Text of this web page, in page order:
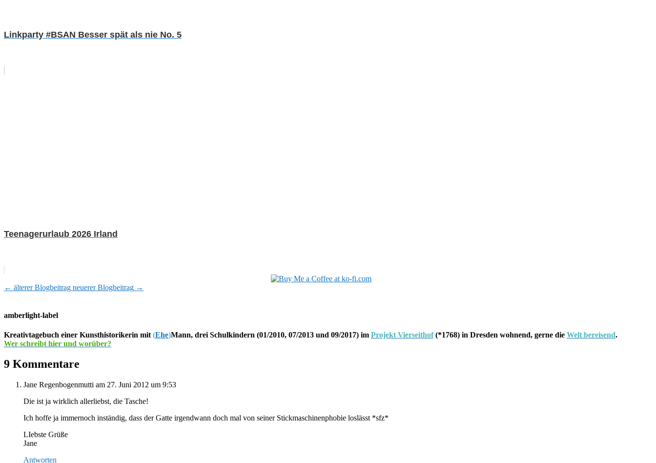
Linkparty #BSAN Besser spät als nie No. 5
Teenagerurlaub 2026 Irland
← älterer Blogbeitrag neuerer Blogbeitrag →
amberlight-label
Kreativtagebuch einer Kunsthistorikerin mit (Ehe)Mann, drei Schulkindern (01/2010, 07/2013 und 09/2017) im Projekt Vierseithof(*1768) in Dresden wohnend, gerne die Welt bereisend.
Wer schreibt hier und worüber?
9 Kommentare
Jane Regenbogenmutti am 27. Juni 2012 um 9:53
Die ist ja wirklich allerliebst, die Tasche!
Ich hoffe ja immernoch inständig, dass der Gatte irgendwann doch mal von seiner Stickmaschinenphobie loslässt *sfz*
LIebste Grüße
Jane
Antworten